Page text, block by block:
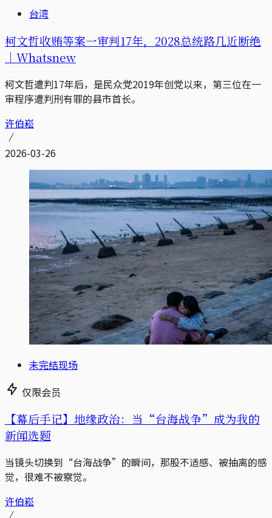
台湾
柯文哲收贿等案一审判17年，2028总统路几近断绝
｜Whatsnew
柯文哲遭判17年后，是民众党2019年创党以来，第三位在一
审程序遭判刑有罪的县市首长。
许伯崧
2026-03-26
未完结现场
仅限会员
【幕后手记】地缘政治：当“台海战争”成为我的
新闻选题
当镜头切换到“台海战争”的瞬间，那股不适感、被抽离的感
觉，很难不被察觉。
许伯崧